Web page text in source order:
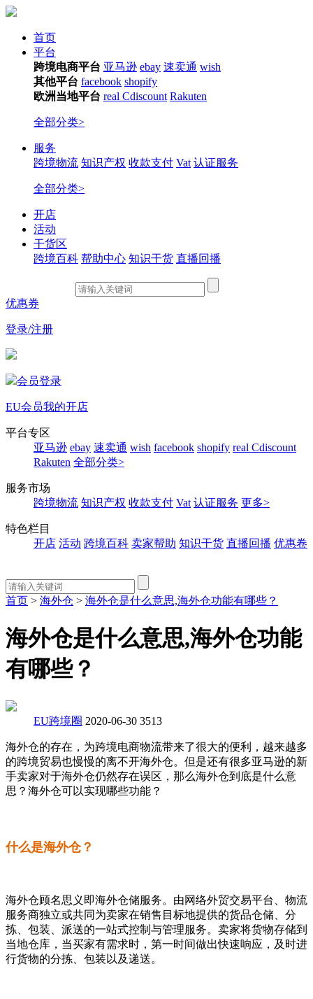
首页
平台
跨境电商平台 亚马逊 ebay 速卖通 wish
其他平台 facebook shopify
欧洲当地平台 real Cdiscount Rakuten
全部分类>
服务
跨境物流 知识产权 收款支付 Vat 认证服务
全部分类>
开店
活动
干货区
跨境百科 帮助中心 知识干货 直播回播
优惠券
登录/注册
会员登录
EU会员我的开店
平台专区
亚马逊 ebay 速卖通 wish facebook shopify real Cdiscount
Rakuten 全部分类>
服务市场
跨境物流 知识产权 收款支付 Vat 认证服务 更多>
特色栏目
开店 活动 跨境百科 卖家帮助 知识干货 直播回播 优惠卷
首页 > 海外仓 > 海外仓是什么意思,海外仓功能有哪些？
海外仓是什么意思,海外仓功能
有哪些？
EU跨境圈 2020-06-30 3513
海外仓的存在，为跨境电商物流带来了很大的便利，越来越多
的跨境贸易也慢慢的离不开海外仓。但是还有很多亚马逊的新
手卖家对于海外仓仍然存在误区，那么海外仓到底是什么意
思？海外仓可以实现哪些功能？
什么是海外仓？
海外仓顾名思义即海外仓储服务。由网络外贸交易平台、物流
服务商独立或共同为卖家在销售目标地提供的货品仓储、分
拣、包装、派送的一站式控制与管理服务。卖家将货物存储到
当地仓库，当买家有需求时，第一时间做出快速响应，及时进
行货物的分拣、包装以及递送。